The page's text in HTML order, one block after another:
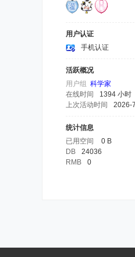
用户认证
手机认证
活跃概况
用户组 科学家
在线时间
1394 小时
上次活动时间
2026-
统计信息
已用空间
0 B
DB
24036
RMB
0